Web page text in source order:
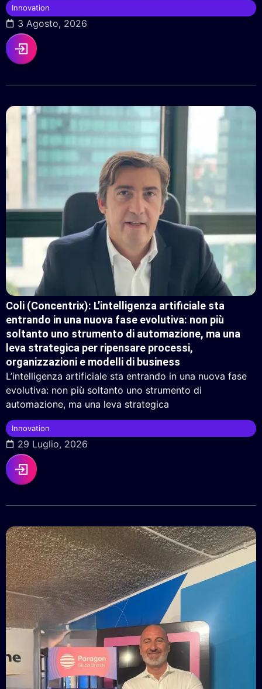
Innovation
3 Agosto, 2026
Coli (Concentrix): L’intelligenza artificiale sta
entrando in una nuova fase evolutiva: non più
soltanto uno strumento di automazione, ma una
leva strategica per ripensare processi,
organizzazioni e modelli di business
L’intelligenza artificiale sta entrando in una nuova fase
evolutiva: non più soltanto uno strumento di
automazione, ma una leva strategica
Innovation
29 Luglio, 2026